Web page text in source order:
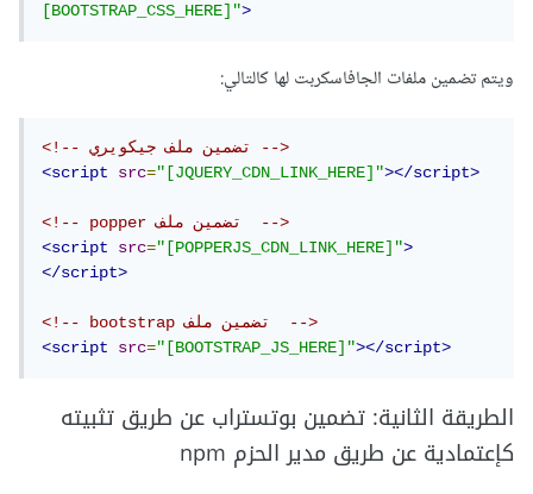
[BOOTSTRAP_CSS_HERE]">
ويتم تضمين ملفات الجافاسكربت لها كالتالي:
<!-- تضمين ملف جيكويري -->
<script
src="[JQUERY_CDN_LINK_HERE]"></script>
<!-- popper تضمين ملف  -->
<script
src="[POPPERJS_CDN_LINK_HERE]">
</script>
<!-- bootstrap تضمين ملف  -->
<script
src="[BOOTSTRAP_JS_HERE]"></script>
الطريقة الثانية: تضمين بوتستراب عن طريق تثبيته
كإعتمادية عن طريق مدير الحزم npm